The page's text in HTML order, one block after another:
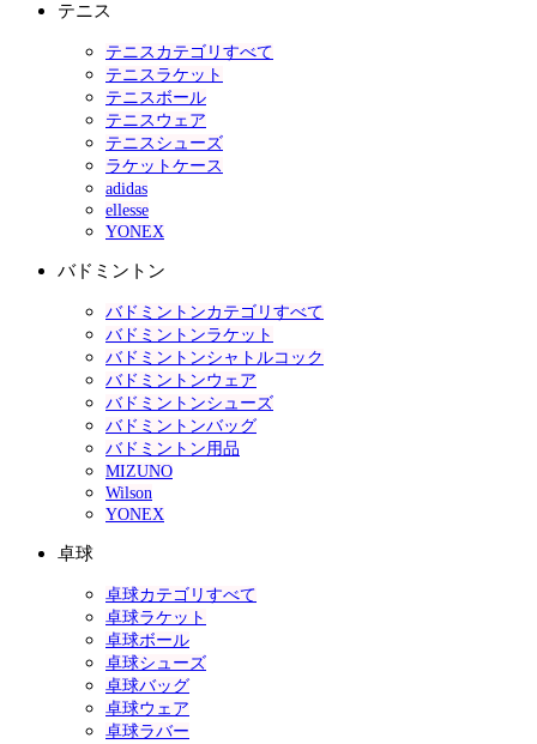
テニス
テニスカテゴリすべて
テニスラケット
テニスボール
テニスウェア
テニスシューズ
ラケットケース
adidas
ellesse
YONEX
バドミントン
バドミントンカテゴリすべて
バドミントンラケット
バドミントンシャトルコック
バドミントンウェア
バドミントンシューズ
バドミントンバッグ
バドミントン用品
MIZUNO
Wilson
YONEX
卓球
卓球カテゴリすべて
卓球ラケット
卓球ボール
卓球シューズ
卓球バッグ
卓球ウェア
卓球ラバー